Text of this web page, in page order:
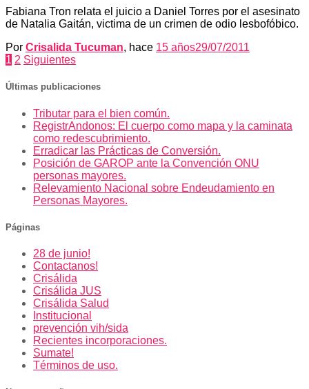
Fabiana Tron relata el juicio a Daniel Torres por el asesinato
de Natalia Gaitán, victima de un crimen de odio lesbofóbico.
Por Crisalida Tucuman, hace 15 años29/07/2011
Paginación
de
1 2 Siguientes
Últimas publicaciones
Tributar para el bien común.
RegistrAndonos: El cuerpo como mapa y la caminata
como redescubrimiento.
Erradicar las Prácticas de Conversión.
Posición de GAROP ante la Convención ONU
personas mayores.
Relevamiento Nacional sobre Endeudamiento en
Personas Mayores.
Páginas
28 de junio!
Contactanos!
Crisálida
Crisálida JUS
Crisálida Salud
Institucional
prevención vih/sida
Recientes incorporaciones.
Sumate!
Términos de uso.